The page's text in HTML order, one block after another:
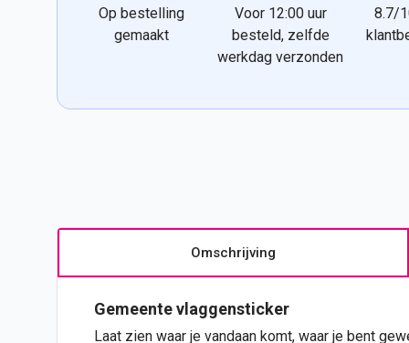
Op bestelling
gemaakt
Voor 12:00 uur
besteld, zelfde
werkdag verzonden
8.7/
Omschrijving
Gemeente vlaggensticker
Laat zien waar je vandaan komt, waar je bent